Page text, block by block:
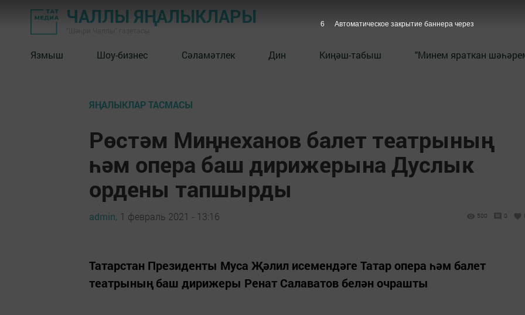
ЧАЛЛЫ ЯҢАЛЫКЛАРЫ
Язмыш Шоу-бизнес Сәламәтлек Дин Киңәш-табыш "Минем яраткан
ЯҢАЛЫКЛАР ТАСМАСЫ
Рөстәм Миңнеханов балет театрының
һәм опера баш дирижерына Дуслык
ордены тапшырды
admin, 1 февраль 2021 - 13:16 500 0
Татарстан Президенты Муса Җәлил исемендәге Татар опера һәм балет
театрының баш дирижеры Ренат Салаватов белән очрашты
5 Автоматическое закрытие баннера через